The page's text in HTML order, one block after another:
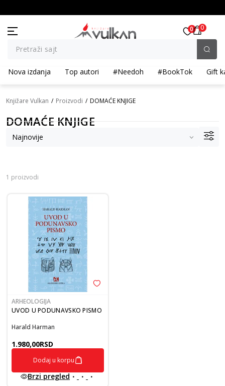
Pretraži sajt
0 0
Nova izdanja Top autori #Needoh #BookTok Gift
Knjižare Vulkan Proizvodi DOMAĆE KNJIGE
DOMAĆE KNJIGE
1 proizvodi
ARHEOLOGIJA
UVOD U PODUNAVSKO PISMO
Harald Harman
1.980,00RSD
Dodaj u korpu
Brzi pregled